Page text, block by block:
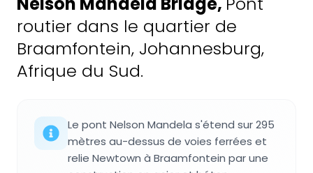
routier dans le quartier de
Braamfontein, Johannesburg,
Afrique du Sud.
Le pont Nelson Mandela s'étend sur 295
mètres au-dessus de voies ferrées et
relie Newtown à Braamfontein par une